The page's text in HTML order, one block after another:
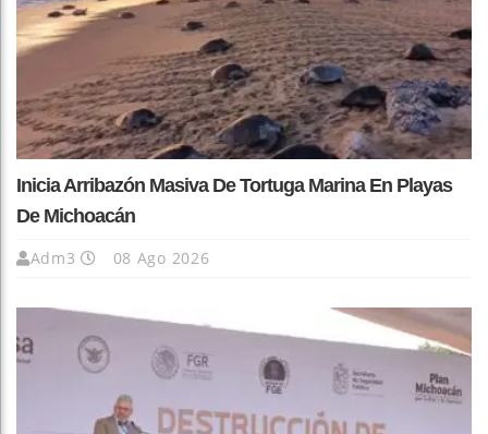
Inicia Arribazón Masiva De Tortuga Marina En Playas
De Michoacán
Adm3 08 Ago 2026